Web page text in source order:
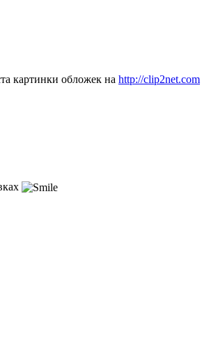
картинки обложек на http://clip2net.com